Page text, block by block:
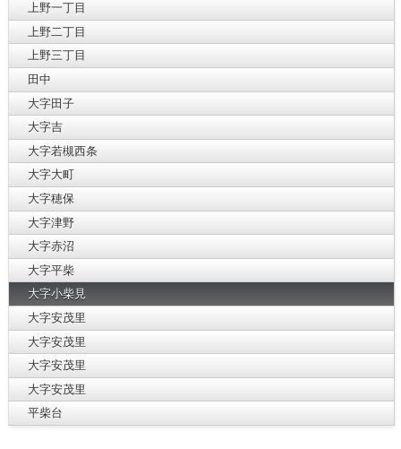
上野一丁目
上野二丁目
上野三丁目
田中
大字田子
大字吉
大字若槻西条
大字大町
大字穂保
大字津野
大字赤沼
大字平柴
大字小柴見
大字安茂里
大字安茂里
大字安茂里
大字安茂里
平柴台